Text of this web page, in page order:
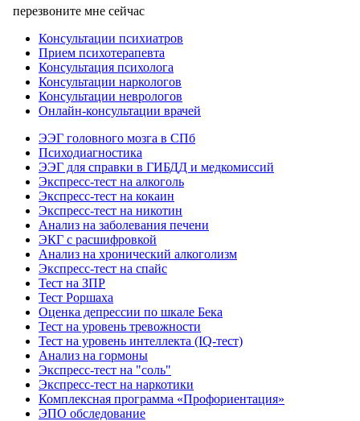
перезвоните мне сейчас
Консультации психиатров
Прием психотерапевта
Консультация психолога
Консультации наркологов
Консультации неврологов
Онлайн-консультации врачей
ЭЭГ головного мозга в СПб
Психодиагностика
ЭЭГ для справки в ГИБДД и медкомиссий
Экспресс-тест на алкоголь
Экспресс-тест на кокаин
Экспресс-тест на никотин
Анализ на заболевания печени
ЭКГ с расшифровкой
Анализ на хронический алкоголизм
Экспресс-тест на спайс
Тест на ЗПР
Тест Роршаха
Оценка депрессии по шкале Бека
Тест на уровень тревожности
Тест на уровень интеллекта (IQ-тест)
Анализ на гормоны
Экспресс-тест на "соль"
Экспресс-тест на наркотики
Комплексная программа «Профориентация»
ЭПО обследование